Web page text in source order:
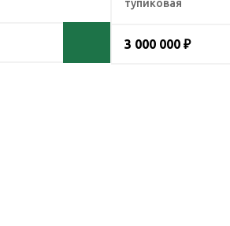
тупиковая
3 000 000 ₽